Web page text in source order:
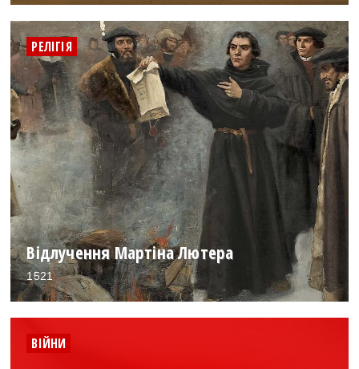
РЕЛІГІЯ
Відлучення Мартіна Лютера
1521
ВІЙНИ